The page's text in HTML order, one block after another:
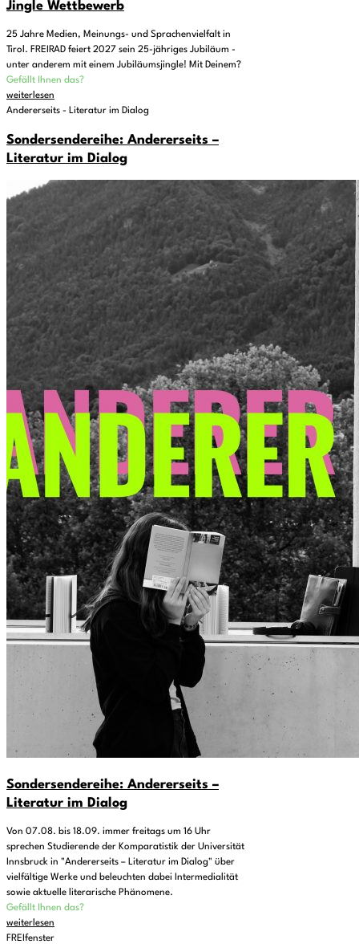
Jingle Wettbewerb
25 Jahre Medien, Meinungs- und Sprachenvielfalt in
Tirol. FREIRAD feiert 2027 sein 25-jähriges Jubiläum -
unter anderem mit einem Jubiläumsjingle! Mit Deinem?
Gefällt Ihnen das?
weiterlesen
Andererseits - Literatur im Dialog
Sondersendereihe: Andererseits –
Literatur im Dialog
Sondersendereihe: Andererseits –
Literatur im Dialog
Von 07.08. bis 18.09. immer freitags um 16 Uhr
sprechen Studierende der Komparatistik der Universität
Innsbruck in "Andererseits – Literatur im Dialog" über
vielfältige Werke und beleuchten dabei Intermedialität
sowie aktuelle literarische Phänomene.
Gefällt Ihnen das?
weiterlesen
FREIfenster